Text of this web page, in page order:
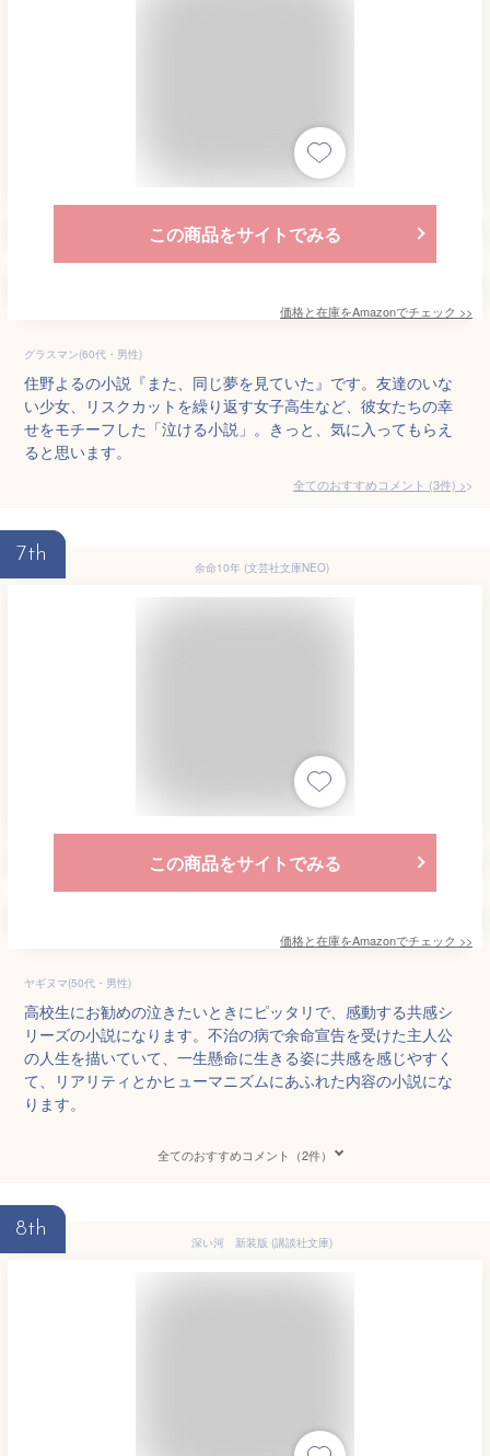
この商品をサイトでみる
価格と在庫をAmazonでチェック >>
グラスマン(60代・男性)
住野よるの小説『また、同じ夢を見ていた』です。友達のいな
い少女、リスクカットを繰り返す女子高生など、彼女たちの幸
せをモチーフした「泣ける小説」。きっと、気に入ってもらえ
ると思います。
全てのおすすめコメント (3件) >
7th
余命10年 (文芸社文庫NEO)
この商品をサイトでみる
価格と在庫をAmazonでチェック >>
ヤギヌマ(50代・男性)
高校生にお勧めの泣きたいときにピッタリで、感動する共感シ
リーズの小説になります。不治の病で余命宣告を受けた主人公
の人生を描いていて、一生懸命に生きる姿に共感を感じやすく
て、リアリティとかヒューマニズムにあふれた内容の小説にな
ります。
全てのおすすめコメント（2件）
8th
深い河 新装版 (講談社文庫)